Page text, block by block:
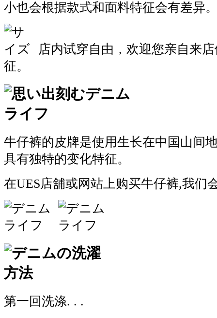
小也会根据款式和面料特征会有差异
店内试穿自由，欢迎您亲自来
征。
牛仔裤的皮牌是使用生长在中国山间
具有独特的变化特征。
在UES店舖或网站上购买牛仔裤,我们
第一回洗涤. . .